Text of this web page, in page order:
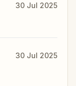
30 Jul 2025
30 Jul 2025